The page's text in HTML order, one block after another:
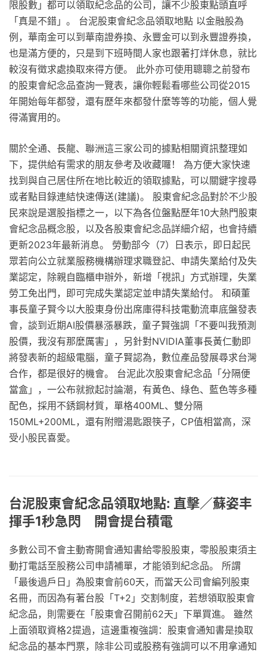
限股數」都可以領取紀念品的公司，讓不少股東點頭直呼
「真是不錯」。 台泥股東會紀念品領取地點 以金融股為
例，華南金可以到華南證券換、永豐金可以到永豐證券換，
也是滿方便的，只是到下班時間人家也跟著打烊休息，就比
較沒有徵求處換取來得方便。 此外亦可使用聰聰之前發布
的股東會紀念品查詢一覽表，讓你輕鬆看哪些公司從2015
年開始每年都發，還有歷年來都發什麼等等的功能，個人覺
得滿實用的。
關於全通、長龍、聯洲這三家公司的據點相關資訊整理如
下，提供給有需求的朋友參考及收藏囉！ 為方便大家快速
找到與自己居住所在地比較近的領取據點，可以關鍵字搜尋
或者點目錄連結快速傳送(建議)。 股東會紀念品對於不少股
民來說是選股指標之一，以下為各位盤點歷年10大熱門股東
會紀念品概念股，以及各股東會紀念品詳細介紹，也會持續
更新2023年最新消息。 勞動部今（7）日表示，即日起民
眾若向公立就業服務機構辦理求職登記、申請失業給付及失
業認定，除親自臨櫃申辦外，新增「視訊」方式辦理，失業
勞工免出門，即可完成失業認定並申請失業給付。 和碩董
事長童子賢今以大股東身份出席庫得科技電動流車底盤發表
會，談到近期AI股價暴漲暴跌，童子賢強調「不要叫我預測
股價，我沒有那麼厲害」，另針對NVIDIA董事長黃仁動即
將發表新的超級電腦，童子賢認為，數位產品發展尋求台灣
合作，都是很好的機會。 台泥此次股東會紀念品「分隔便
當盒」，一公布就掀起討論潮，有黃色、綠色、藍色等多種
配色，採用不銹鋼材質，單格400ML、雙分隔
150ML+200ML，還有附贈湯匙跟筷子，CP值相當高，深
受小股民喜愛。
台泥股東會紀念品領取地點: 直擊／蘇姿丰
揮手1秒急閃 開會提台積電
多數公司不會主動寄開會通知書給零股股東，零股股東須主
動打電話至股務公司申請補單，才能領到紀念品。 所謂
「最後過戶日」為股東會前60天，而當天公司會編列股東
名冊，而因為有著台股「T+2」交割制度，若想領取股東會
紀念品，則需要在「股東會召開前62天」下單買進。 雖然
上面領取資格2提過，這邊重複強調：股東會通知書是換取
紀念品的基本門票，除非公司或股務有強調可以不用拿通知